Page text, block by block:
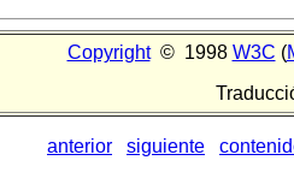
Copyright© 1998 W3C (
anterior siguiente